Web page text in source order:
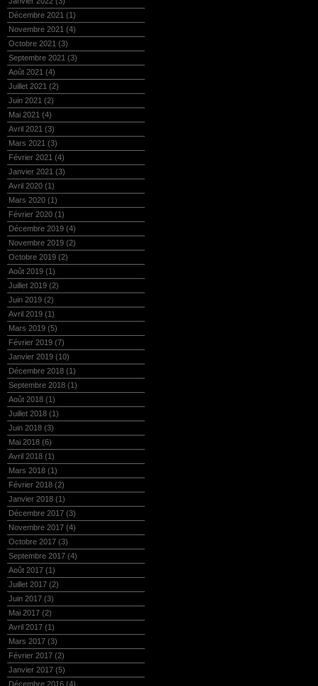
Décembre 2021 (1)
Novembre 2021 (4)
Octobre 2021 (3)
Septembre 2021 (3)
Août 2021 (4)
Juillet 2021 (2)
Juin 2021 (2)
Mai 2021 (4)
Avril 2021 (3)
Mars 2021 (3)
Février 2021 (4)
Janvier 2021 (3)
Avril 2020 (1)
Mars 2020 (1)
Février 2020 (1)
Décembre 2019 (4)
Novembre 2019 (2)
Octobre 2019 (2)
Août 2019 (1)
Juillet 2019 (2)
Juin 2019 (2)
Avril 2019 (1)
Mars 2019 (5)
Février 2019 (7)
Janvier 2019 (10)
Décembre 2018 (1)
Septembre 2018 (1)
Août 2018 (1)
Juillet 2018 (1)
Juin 2018 (3)
Mai 2018 (6)
Avril 2018 (1)
Mars 2018 (1)
Février 2018 (2)
Janvier 2018 (1)
Décembre 2017 (3)
Novembre 2017 (4)
Octobre 2017 (3)
Septembre 2017 (4)
Août 2017 (1)
Juillet 2017 (2)
Juin 2017 (3)
Mai 2017 (2)
Avril 2017 (1)
Mars 2017 (3)
Février 2017 (2)
Janvier 2017 (5)
Décembre 2016 (4)